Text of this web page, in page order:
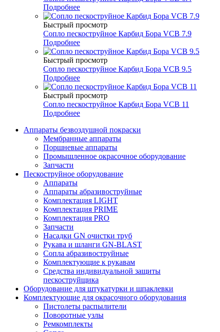
Подробнее
Быстрый просмотр
Сопло пескоструйное Карбид Бора VCB 7.9
Подробнее
Быстрый просмотр
Сопло пескоструйное Карбид Бора VCB 9.5
Подробнее
Быстрый просмотр
Сопло пескоструйное Карбид Бора VCB 11
Подробнее
Аппараты безвоздушной покраски
Мембранные аппараты
Поршневые аппараты
Промышленное окрасочное оборудование
Запчасти
Пескоструйное оборудование
Аппараты
Аппараты абразивоструйные
Комплектация LIGHT
Комплектация PRIME
Комплектация PRO
Запчасти
Насадки GN очистки труб
Рукава и шланги GN-BLAST
Сопла абразивоструйные
Комплектующие к рукавам
Средства индивидуальной защиты
пескоструйщика
Оборудование для штукатурки и шпаклевки
Комплектующие для окрасочного оборудования
Пистолеты распылители
Поворотные узлы
Ремкомплекты